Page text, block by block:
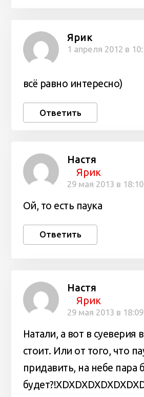
Ярик
1 апреля 2012 в
всё равно интересно)
Ответить
Настя
Ярик
29 мая 2013 в 18:10
Ой, то есть паука
Ответить
Настя
Ярик
29 мая 2013 в 18:09
Натали, а вот в суеверия
стоит. Или от того, что
придавить, на небе пара